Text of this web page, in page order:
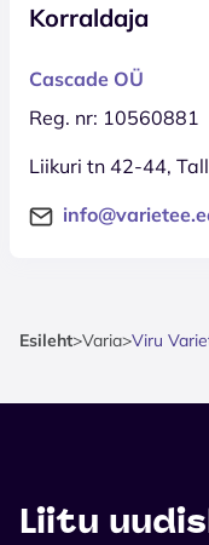
Korraldaja
Cascade OÜ
Reg. nr: 10560881
Liikuri tn 42-44,
Esileht>Varia>Viru
Liitu